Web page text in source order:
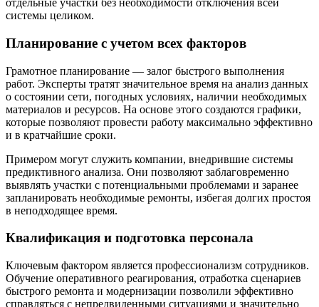
отдельные участки без необходимости отключения всей
системы целиком.
Планирование с учетом всех факторов
Грамотное планирование — залог быстрого выполнения
работ. Эксперты тратят значительное время на анализ данных
о состоянии сети, погодных условиях, наличии необходимых
материалов и ресурсов. На основе этого создаются графики,
которые позволяют провести работу максимально эффективно
и в кратчайшие сроки.
Примером могут служить компании, внедрившие системы
предиктивного анализа. Они позволяют заблаговременно
выявлять участки с потенциальными проблемами и заранее
запланировать необходимые ремонты, избегая долгих простоя
в неподходящее время.
Квалификация и подготовка персонала
Ключевым фактором является профессионализм сотрудников.
Обучение оперативного реагирования, отработка сценариев
быстрого ремонта и модернизации позволили эффективно
справляться с непредвиденными ситуациями и значительно